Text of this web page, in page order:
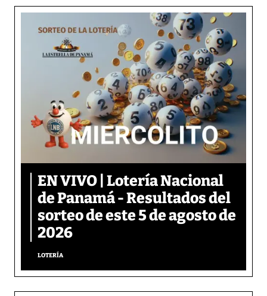
EN VIVO | Lotería Nacional
de Panamá - Resultados del
sorteo de este 5 de agosto de
2026
LOTERÍA